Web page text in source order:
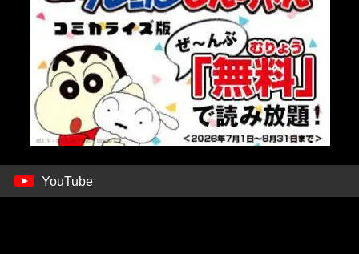
YouTube